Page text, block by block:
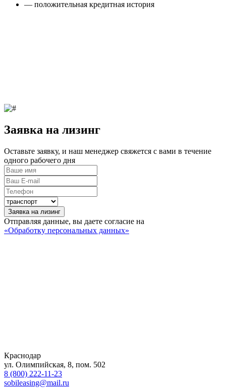
— положительная кредитная история
Заявка на лизинг
Оставьте заявку, и наш менеджер свяжется с вами в течение
одного рабочего дня
Заявка на лизинг
Отправляя данные, вы даете согласие на
«Обработку персональных данных»
Краснодар
ул. Олимпийская, 8, пом. 502
8 (800) 222-11-23
sobileasing@mail.ru